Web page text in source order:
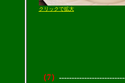
クリックで拡大
（7）